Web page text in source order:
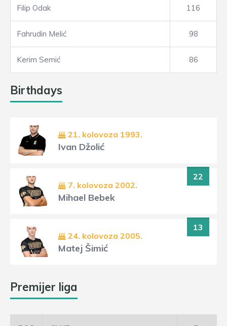
Filip Odak 116
Fahrudin Melić 98
Kerim Semić 86
Birthdays
21. kolovoza 1993.
Ivan Džolić
22
7. kolovoza 2002.
Mihael Bebek
13
24. kolovoza 2005.
Matej Šimić
Premijer liga